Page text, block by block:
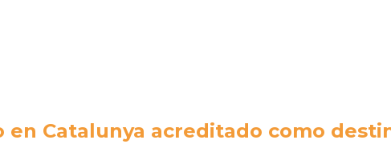
en Catalunya acreditado como